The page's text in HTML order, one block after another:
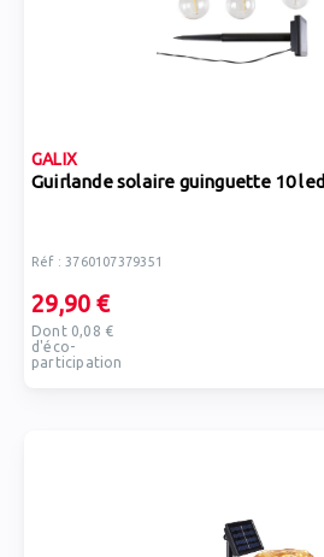
GALIX
Guirlande solaire guinguette 10
Réf : 3760107379351
29,90 €
Dont 0,08 €
d'éco-
participation